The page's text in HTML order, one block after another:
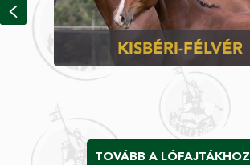
KISBÉRI-FÉLVÉR
TOVÁBB A LÓFAJTÁKHOZ